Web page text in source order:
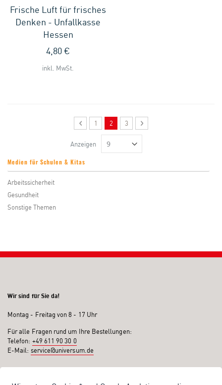
Frische Luft für frisches
Denken - Unfallkasse
Hessen
4,80 €
inkl. MwSt.
SeiteSeite
ZurückSeite
1 Sie lesen gerade Seite
2 Seite
3 Seite
Weiter
Anzeigen
Medien für Schulen & Kitas
Arbeitssicherheit
Gesundheit
Sonstige Themen
Wir sind für Sie da!
Montag - Freitag von 8 - 17 Uhr
Für alle Fragen rund um Ihre Bestellungen:
Telefon: +49 611 90 30 0
E-Mail: service@universum.de